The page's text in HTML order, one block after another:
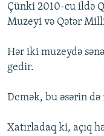
Çünki 2010-cu ildə
Muzeyi və Qətər
Hər iki muzeydə
gedir.
Demək, bu əsərin
Xatırladaq ki, açıq